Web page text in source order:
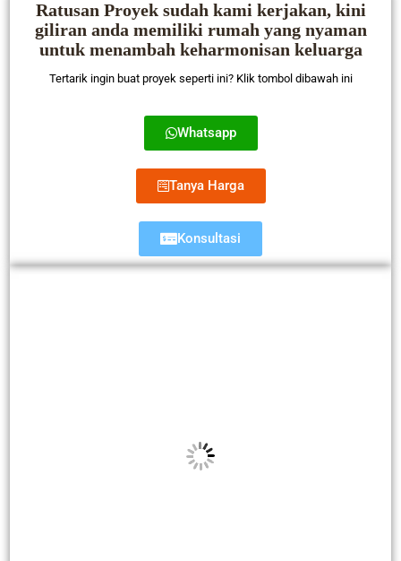
Ratusan Proyek sudah kami kerjakan, kini
giliran anda memiliki rumah yang nyaman
untuk menambah keharmonisan keluarga
Tertarik ingin buat proyek seperti ini? Klik tombol dibawah ini
Whatsapp
Tanya Harga
Konsultasi